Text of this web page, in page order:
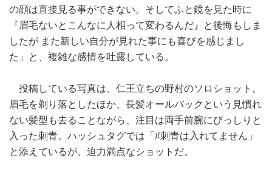
の顔は直接見る事ができない。そしてふと鏡を見た時に
『眉毛ないとこんなに人相って変わるんだ』と後悔もしま
したが また新しい自分が見れた事にも喜びを感じまし
た」と、複雑な感情を吐露している。
投稿している写真は、仁王立ちの野村のソロショット。
眉毛を剃り落としたほか、長髪オールバックという見慣れ
ない髪型も去ることながら、注目は両手前腕にびっしりと
入った刺青。ハッシュタグでは「#刺青は入れてません」
と添えているが、迫力満点なショットだ。